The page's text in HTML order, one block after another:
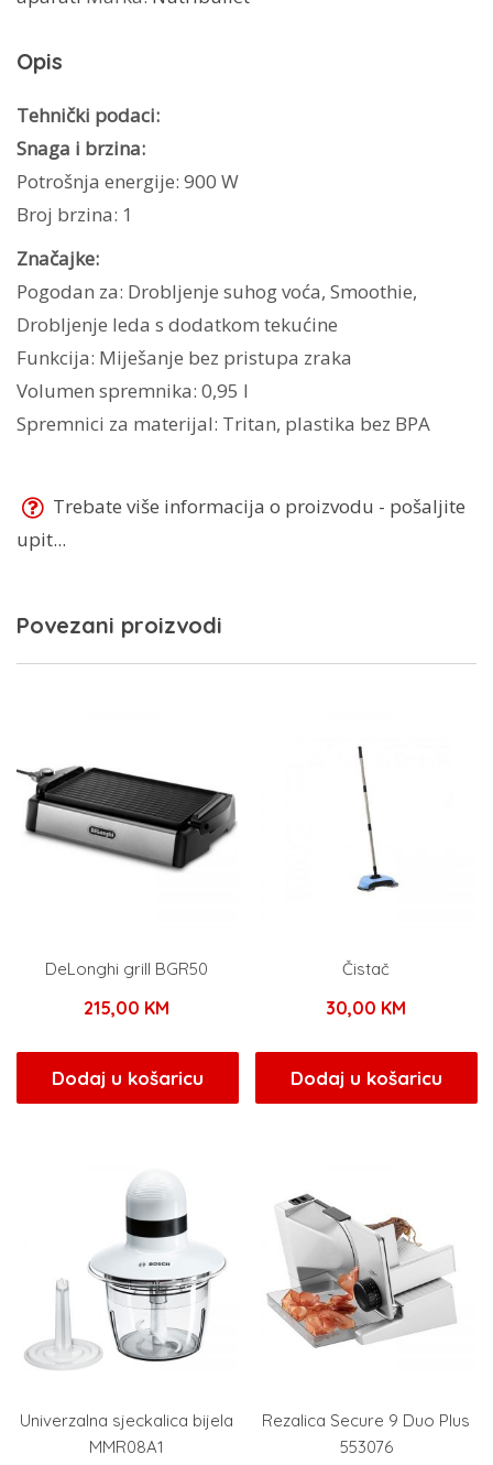
Opis
Tehnički podaci:
Snaga i brzina:
Potrošnja energije: 900 W
Broj brzina: 1
Značajke:
Pogodan za: Drobljenje suhog voća, Smoothie,
Drobljenje leda s dodatkom tekućine
Funkcija: Miješanje bez pristupa zraka
Volumen spremnika: 0,95 l
Spremnici za materijal: Tritan, plastika bez BPA
Trebate više informacija o proizvodu - pošaljite
upit...
Povezani proizvodi
DeLonghi grill BGR50
215,00 KM
Dodaj u košaricu
Čistač
30,00 KM
Dodaj u košaricu
Univerzalna sjeckalica bijela
MMR08A1
Rezalica Secure 9 Duo Plus
553076